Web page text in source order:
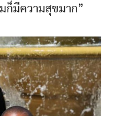
ก็มีความสุขมาก”